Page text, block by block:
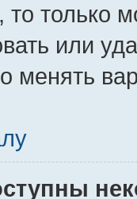
то только
или
менять